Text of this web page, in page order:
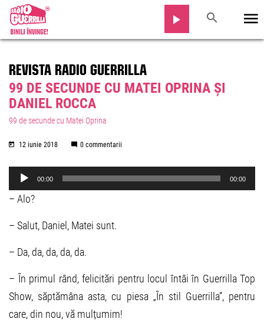
REVISTA RADIO GUERRILLA
99 DE SECUNDE CU MATEI OPRINA ȘI
DANIEL ROCCA
99 de secunde cu Matei Oprina
12 iunie 2018 0 commentarii
Audio
Player
00:00 00:00
– Alo?
– Salut, Daniel, Matei sunt.
– Da, da, da, da, da.
– În primul rând, felicitări pentru locul întâi în Guerrilla Top
Show, săptămâna asta, cu piesa „În stil Guerrilla”, pentru
care, din nou, vă mulțumim!